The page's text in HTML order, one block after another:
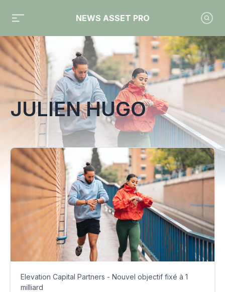
NEWS ASSET PRO
Toute l'actualité sur le tag "Julien Hugo"
JULIEN HUGO
Elevation Capital Partners - Nouvel objectif fixé à 1
milliard